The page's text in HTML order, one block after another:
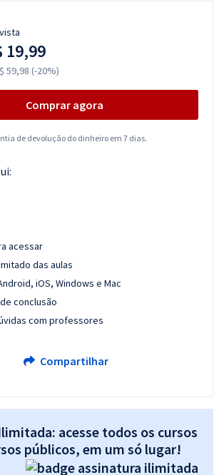
19,99
59,98 (-20%)
Comprar agora
de devolução do dinheiro em 7 dias.
acessar
das aulas
iOS, Windows e Mac
conclusão
com professores
Compartilhar
acesse todos os cursos
públicos, em um só lugar!